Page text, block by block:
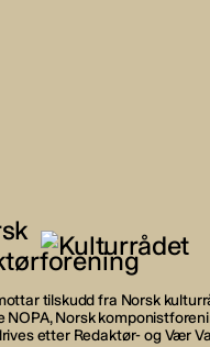
tilskudd fra Norsk
NOPA, Norsk
etter Redaktør- og Vær